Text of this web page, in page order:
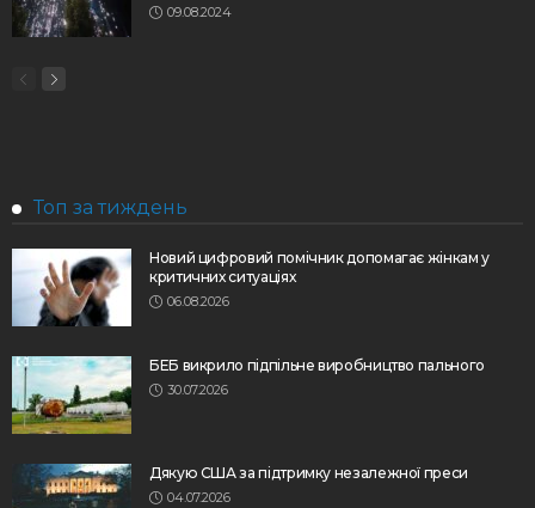
09.08.2024
Топ за тиждень
Новий цифровий помічник допомагає жінкам у
критичних ситуаціях
06.08.2026
БЕБ викрило підпільне виробництво пального
30.07.2026
Дякую США за підтримку незалежної преси
04.07.2026